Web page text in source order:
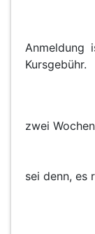
Anmeldung
Kursgebühr.
Ein
zwei
danach
sei denn, es